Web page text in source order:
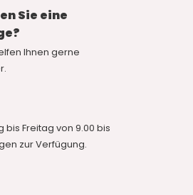
Sie eine
Ihnen gerne
bis Freitag von 9.00 bis
zur Verfügung.